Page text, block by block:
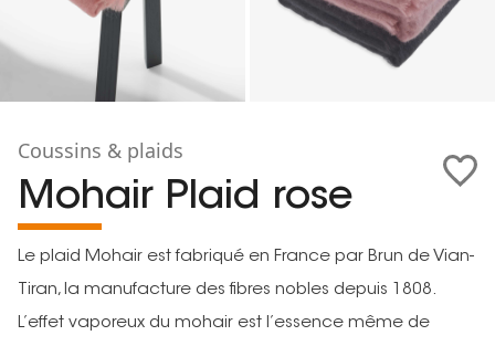
Coussins & plaids
Mohair Plaid rose
Le plaid Mohair est fabriqué en France par Brun de Vian-
Tiran, la manufacture des fibres nobles depuis 1808.
L’effet vaporeux du mohair est l’essence même de